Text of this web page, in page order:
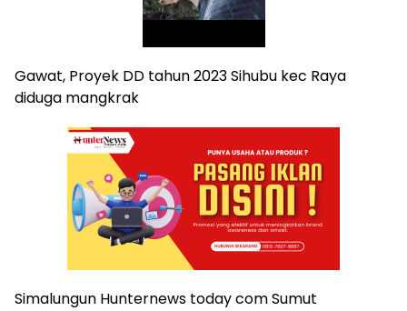
Gawat, Proyek DD tahun 2023 Sihubu kec Raya
diduga mangkrak
Simalungun Hunternews today com Sumut